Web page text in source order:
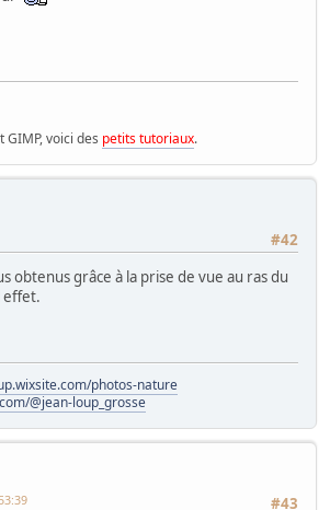
voici des petits tutoriaux.
#42
obtenus grâce à la prise de vue au ras du
effet.
photos-nature
@jean-loup_grosse
#43